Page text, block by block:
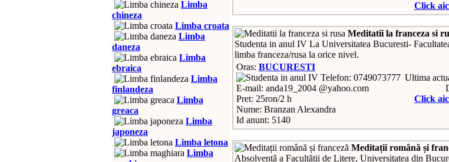
Limba
chineza
Limba croata
Limba
daneza
Limba
ebraica
Limba
finlandeza
Limba
greaca
Limba
japoneza
Limba letona
Limba
Click
Meditatii la franceza si
Studenta in anul IV La Universitatea Bucuresti-
limba franceza/rusa la orice nivel.
Oras: BUCURESTI
Telefon: 0749073777
E-mail: anda19_2004 @yahoo.com
Pret: 25ron/2 h
Nume: Branzan Alexandra
Id anunt: 5140
Ultima
Click
Meditații română și
Absolventă a Facultății de Litere, Universitatea din